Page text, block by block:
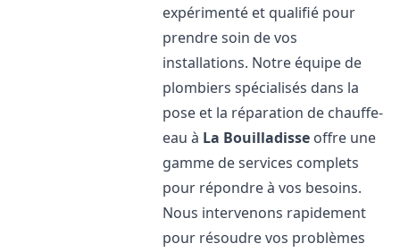
expérimenté et qualifié pour
prendre soin de vos
installations. Notre équipe de
plombiers spécialisés dans la
pose et la réparation de chauffe-
eau à La Bouilladisse offre une
gamme de services complets
pour répondre à vos besoins.
Nous intervenons rapidement
pour résoudre vos problèmes